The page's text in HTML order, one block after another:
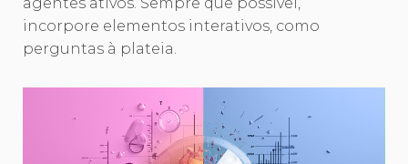
incorpore elementos interativos, como
perguntas à plateia.